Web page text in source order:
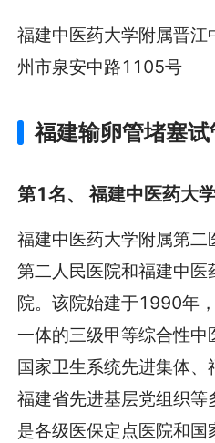
福建中医药大学附属晋江
州市泉安中路1105号
福建输卵管堵塞
第1名、 福建中医药大
福建中医药大学附属第
第二人民医院和福建中医
院。该院始建于1990年
一体的三级甲等综合性中
国家卫生系统先进集体、
福建省先进基层党组织
是各级医保定点医院和国